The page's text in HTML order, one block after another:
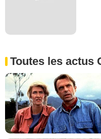
Toutes les actus